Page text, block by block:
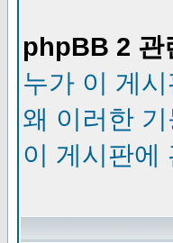
phpBB 2 관
누가 이 게
왜 이러한
이 게시판에